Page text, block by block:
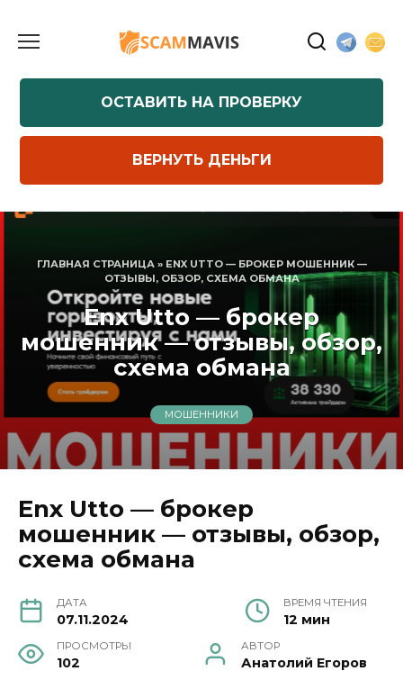
содержанию
ОСТАВИТЬ НА ПРОВЕРКУ
ВЕРНУТЬ ДЕНЬГИ
ГЛАВНАЯ СТРАНИЦА» ENX UTTO — БРОКЕР МОШЕННИК —
ОТЗЫВЫ, ОБЗОР, СХЕМА ОБМАНА
Enx Utto — брокер
мошенник — отзывы, обзор,
схема обмана
МОШЕННИКИ
Enx Utto — брокер
мошенник — отзывы, обзор,
схема обмана
ДАТА
07.11.2024
ВРЕМЯ ЧТЕНИЯ
12 мин
ПРОСМОТРЫ
102
АВТОР
Анатолий Егоров